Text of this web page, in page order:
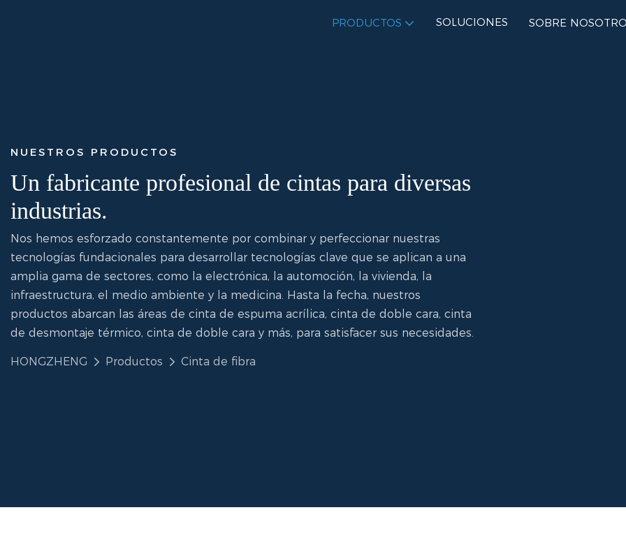
PRODUCTOS SOLUCIONES SOBRE
NUESTROS PRODUCTOS
Un fabricante profesional de cintas para diversas
industrias.
Nos hemos esforzado constantemente por combinar y perfeccionar nuestras
tecnologías fundacionales para desarrollar tecnologías clave que se aplican a una
amplia gama de sectores, como la electrónica, la automoción, la vivienda, la
infraestructura, el medio ambiente y la medicina. Hasta la fecha, nuestros
productos abarcan las áreas de cinta de espuma acrílica, cinta de doble cara, cinta
de desmontaje térmico, cinta de doble cara y más, para satisfacer sus necesidades.
HONGZHENG Productos Cinta de fibra